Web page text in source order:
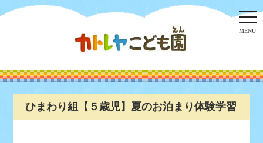
MENU
ひまわり組【５歳児】夏のお泊まり体験学習